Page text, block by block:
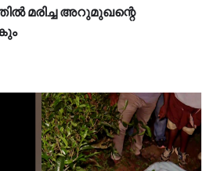
മരിച്ച അറുമുഖന്റെ